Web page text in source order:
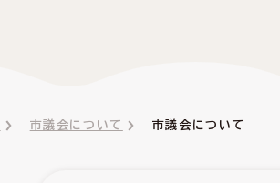
市議会について 市議会について